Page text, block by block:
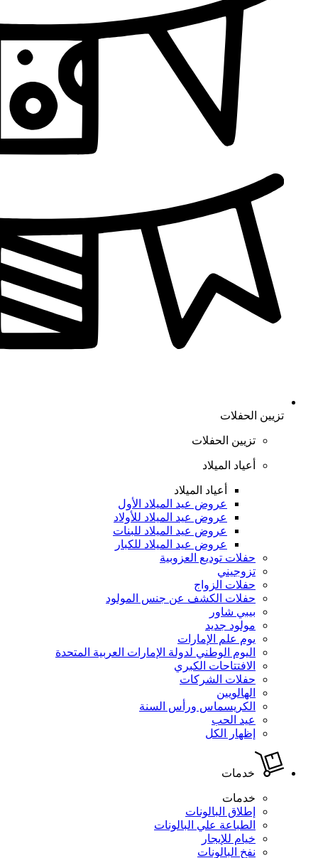
تزيين الحفلات
تزيين الحفلات
أعياد الميلاد
أعياد الميلاد
عروض عيد الميلاد الأول
عروض عيد الميلاد للأولاد
عروض عيد الميلاد للبنات
عروض عيد الميلاد للكبار
حفلات توديع العزوبية
تزوجيني
حفلات الزواج
حفلات الكشف عن جنس المولود
بيبي شاور
مولود جديد
يوم علم الإمارات
اليوم الوطني لدولة الإمارات العربية المتحدة
الافتتاحات الكبري
حفلات الشركات
الهالويين
الكريسماس ورأس السنة
عيد الحب
إظهار الكل
خدمات
خدمات
إطلاق البالونات
الطباعة علي البالونات
خيام للإيجار
نفخ البالونات